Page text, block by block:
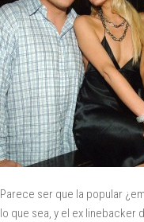
Parece ser que la popular
lo que sea, y el ex linebacker